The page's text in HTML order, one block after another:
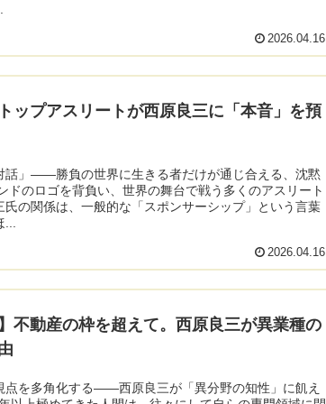
2026.04.16
ップアスリートが西原良三に「本音」を預
話」――勝負の世界に生きる者だけが通じ合える、沈黙
ドのロゴを背負い、世界の舞台で戦う多くのアスリート
氏の関係は、一般的な「スポンサーシップ」という言葉
2026.04.16
不動産の枠を超えて。西原良三が異業種の
点を多角化する――西原良三が「異分野の知性」に飢え